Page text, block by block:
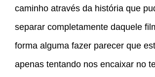
caminho através da história que
separar completamente daquele
forma alguma fazer parecer que
apenas tentando nos encaixar no